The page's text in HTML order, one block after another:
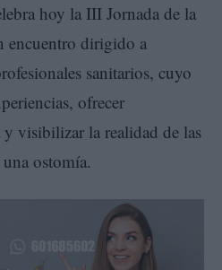
hoy la III Jornada de la
encuentro dirigido a
sanitarios, cuyo
ofrecer
visibilizar la realidad de las
ostomía.